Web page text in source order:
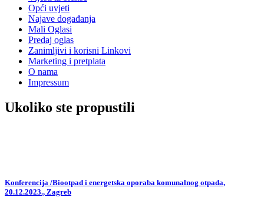
Opći uvjeti
Najave događanja
Mali Oglasi
Predaj oglas
Zanimljivi i korisni Linkovi
Marketing i pretplata
O nama
Impressum
Ukoliko ste propustili
Konferencija /Biootpad i energetska oporaba komunalnog otpada,
20.12.2023., Zagreb